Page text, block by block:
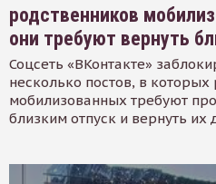
родственников
они требуют вернуть
Соцсеть «ВКонтакте»
несколько постов, в которых
мобилизованных требуют
близким отпуск и вернуть их